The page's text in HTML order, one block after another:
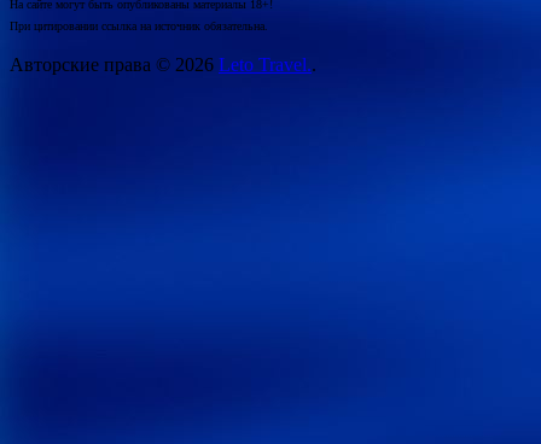
На сайте могут быть опубликованы материалы 18+!
При цитировании ссылка на источник обязательна.
Авторские права © 2026 Leto Travel..